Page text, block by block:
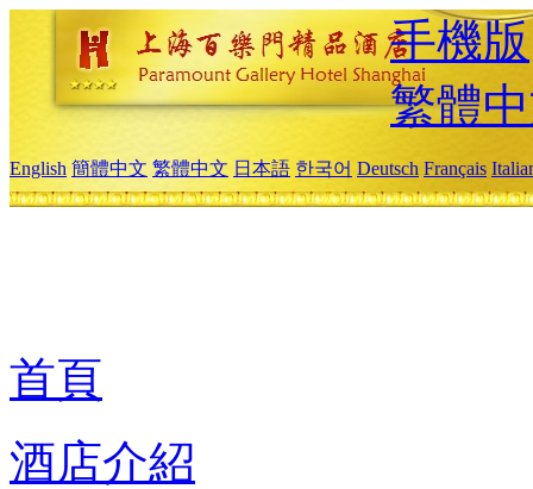
手機版
繁體
English 簡體中文 繁體中文 日本語 한국어 Deutsch Français
首頁
酒店介紹